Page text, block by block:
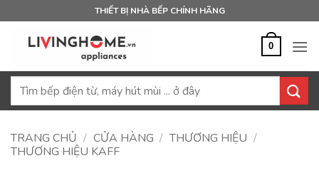
qua
THIẾT BỊ NHÀ BẾP CHÍNH HÃNG
0
Tìm
TRANG CHỦ / CỬA HÀNG / THƯƠNG HIỆU /
THƯƠNG HIỆU KAFF